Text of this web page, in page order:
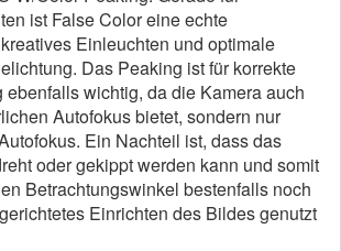
ist False Color eine echte
Einleuchten und optimale
Das Peaking ist für korrekte
wichtig, da die Kamera auch
Autofokus bietet, sondern nur
Ein Nachteil ist, dass das
oder gekippt werden kann und somit
Betrachtungswinkel bestenfalls noch
Einrichten des Bildes genutzt